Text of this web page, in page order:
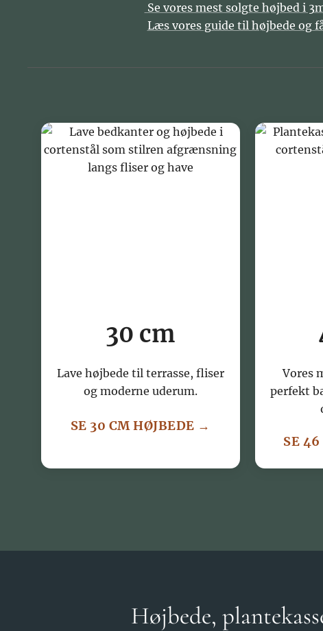
Se vores mest solgte højbed i
Læs vores guide til højbede og
30 cm
Lave højbede til terrasse, fliser
og moderne uderum.
SE 30 CM HØJBEDE →
Vores
perfekt
SE
Højbede,